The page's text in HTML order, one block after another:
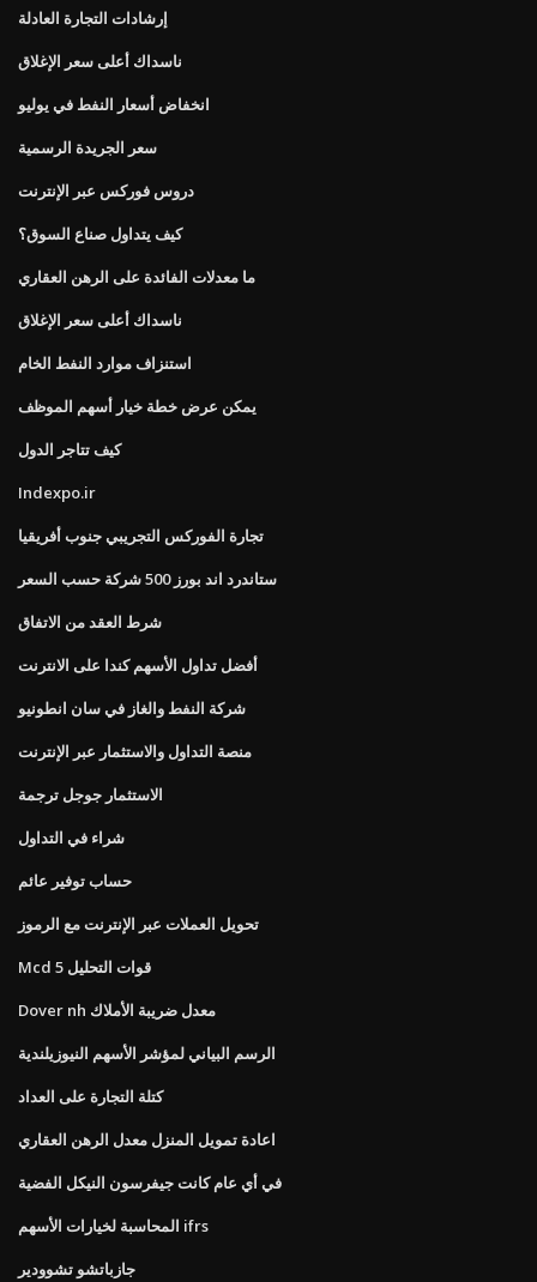
إرشادات التجارة العادلة
ناسداك أعلى سعر الإغلاق
انخفاض أسعار النفط في يوليو
سعر الجريدة الرسمية
دروس فوركس عبر الإنترنت
كيف يتداول صناع السوق؟
ما معدلات الفائدة على الرهن العقاري
ناسداك أعلى سعر الإغلاق
استنزاف موارد النفط الخام
يمكن عرض خطة خيار أسهم الموظف
كيف تتاجر الدول
Indexpo.ir
تجارة الفوركس التجريبي جنوب أفريقيا
ستاندرد اند بورز 500 شركة حسب السعر
شرط العقد من الاتفاق
أفضل تداول الأسهم كندا على الانترنت
شركة النفط والغاز في سان انطونيو
منصة التداول والاستثمار عبر الإنترنت
الاستثمار جوجل ترجمة
شراء في التداول
حساب توفير عائم
تحويل العملات عبر الإنترنت مع الرموز
Mcd 5 قوات التحليل
Dover nh معدل ضريبة الأملاك
الرسم البياني لمؤشر الأسهم النيوزيلندية
كتلة التجارة على العداد
اعادة تمويل المنزل معدل الرهن العقاري
في أي عام كانت جيفرسون النيكل الفضية
المحاسبة لخيارات الأسهم ifrs
جازباتشو تشوودير